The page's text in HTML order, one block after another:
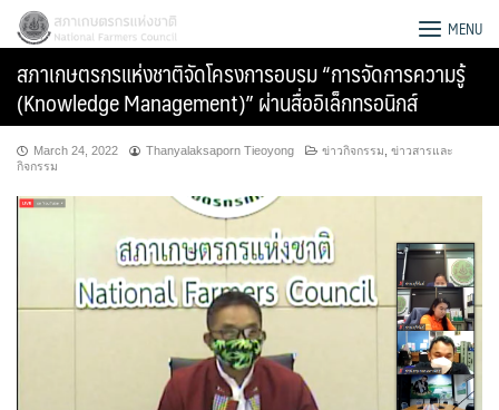
Skip
content
สภาเกษตรกรแห่งชาติ MENU
สภาเกษตรกรแห่งชาติจัดโครงการอบรม “การจัดการความรู้
(Knowledge Management)” ผ่านสื่ออิเล็กทรอนิกส์
March 24, 2022 Thanyalaksaporn Tieoyong ข่าวกิจกรรม ข่าวสารและ
กิจกรรม